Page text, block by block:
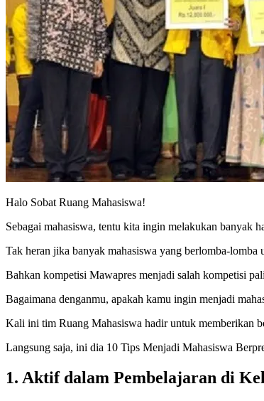
Halo Sobat Ruang Mahasiswa!
Sebagai mahasiswa, tentu kita ingin melakukan banyak
Tak heran jika banyak mahasiswa yang berlomba-lomba
Bahkan kompetisi Mawapres menjadi salah kompetisi
Bagaimana denganmu, apakah kamu ingin menjadi
Kali ini tim Ruang Mahasiswa hadir untuk memberikan
Langsung saja, ini dia 10 Tips Menjadi Mahasiswa
1. Aktif dalam Pembelajaran di